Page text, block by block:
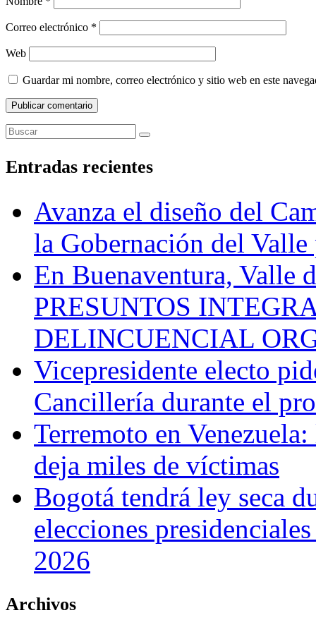
Correo electrónico *
Web
Guardar mi nombre, correo electrónico y sitio web en este
Entradas recientes
Avanza el diseño del
la Gobernación del
En Buenaventura, Valle
PRESUNTOS
DELINCUENCIAL
Vicepresidente electo
Cancillería durante el
Terremoto en
deja miles de víctimas
Bogotá tendrá ley seca
elecciones
2026
Archivos